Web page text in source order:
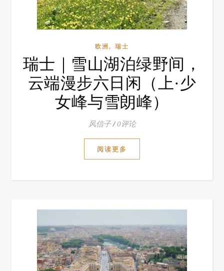
欧洲, 瑞士
瑞士｜雪山湖泊绿野间，
云端漫步六日闲（上·少
女峰与雪朗峰）
风信子 / 0评论
阅读更多